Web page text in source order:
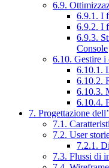
6.9.
6.9.1. I
6.9.2. I
6.9.3.
Console
6.10. Gestire i
6.10.1.
6.10.2.
6.10.3.
6.10.4.
7. Progettazione
7.1.
7.2. User
7.2.1.
7.3. Flussi di